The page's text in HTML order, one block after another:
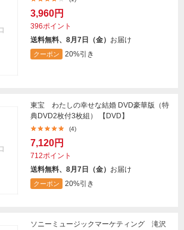
3,960円
396ポイント
送料無料、8月7日（金） お届け
クーポン 20%引き
東宝 わたしの幸せな結婚 DVD豪華版（特
典DVD2枚付3枚組） 【DVD】
(4)
7,120円
712ポイント
送料無料、8月7日（金） お届け
クーポン 20%引き
ソニーミュージックマーケティング 滝沢